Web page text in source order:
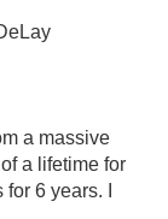
a massive
a lifetime for
6 years. I